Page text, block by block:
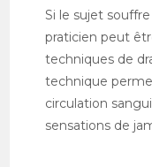
Si le sujet
praticien peut
techniques de
technique
circulation
sensations de